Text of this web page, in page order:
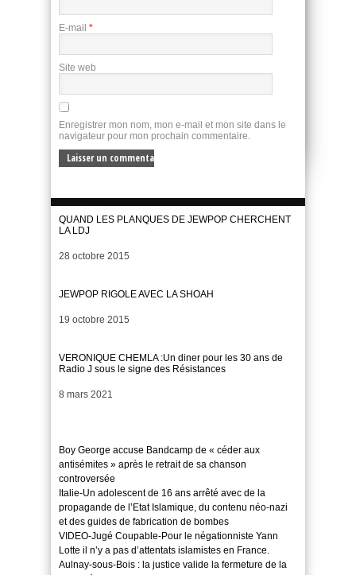
E-mail *
Site web
Enregistrer mon nom, mon e-mail et mon site dans le
navigateur pour mon prochain commentaire.
QUAND LES PLANQUES DE JEWPOP CHERCHENT
LA LDJ
Date
28 octobre 2015
JEWPOP RIGOLE AVEC LA SHOAH
Date
19 octobre 2015
VERONIQUE CHEMLA :Un diner pour les 30 ans de
Radio J sous le signe des Résistances
Date
8 mars 2021
Boy George accuse Bandcamp de « céder aux
antisémites » après le retrait de sa chanson
controversée
Italie-Un adolescent de 16 ans arrêté avec de la
propagande de l’Etat Islamique, du contenu néo-nazi
et des guides de fabrication de bombes
VIDEO-Jugé Coupable-Pour le négationniste Yann
Lotte il n’y a pas d’attentats islamistes en France.
Aulnay-sous-Bois : la justice valide la fermeture de la